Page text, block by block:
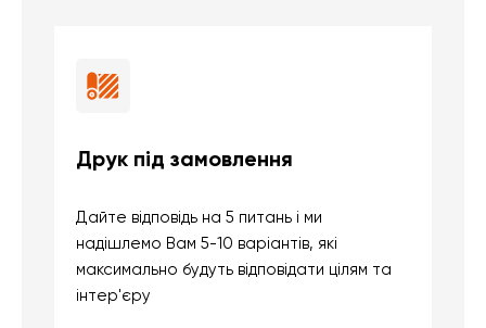
Друк під замовлення
Дайте відповідь на 5 питань і ми
надішлемо Вам 5-10 варіантів, які
максимально будуть відповідати цілям та
інтер'єру